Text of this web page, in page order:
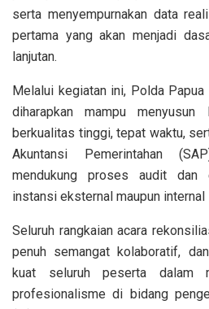
serta menyempurnakan data
pertama yang akan menjadi
lanjutan.
Melalui kegiatan ini, Polda
diharapkan mampu menyusun
berkualitas tinggi, tepat waktu,
Akuntansi Pemerintahan
mendukung proses audit dan
instansi eksternal maupun internal
Seluruh rangkaian acara
penuh semangat kolaboratif,
kuat seluruh peserta dalam
profesionalisme di bidang